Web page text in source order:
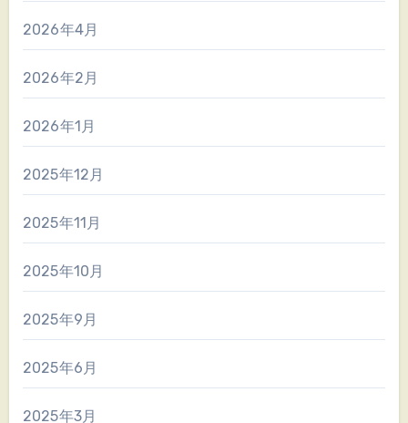
2026年4月
2026年2月
2026年1月
2025年12月
2025年11月
2025年10月
2025年9月
2025年6月
2025年3月